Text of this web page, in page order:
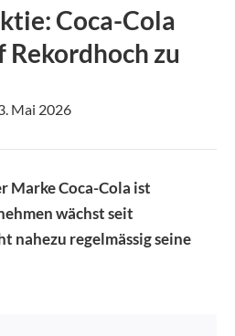
Coca-Cola
zu
Mai 2026
Marke Coca-Cola ist
wächst seit
nahezu regelmässig seine